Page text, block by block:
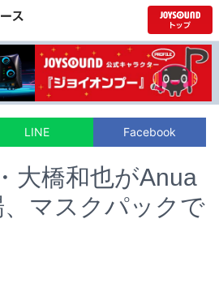
LINE Facebook
大橋和也がAnua
マスクパックで